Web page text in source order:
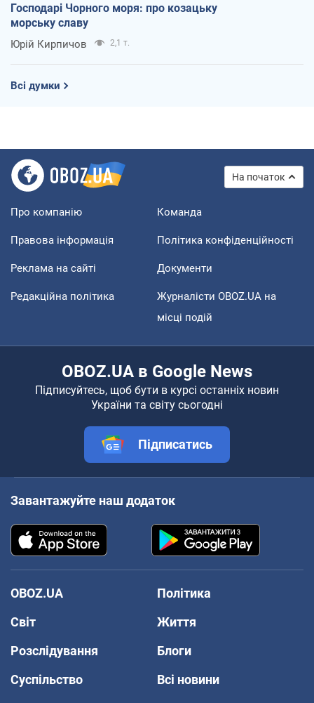
Господарі Чорного моря: про козацьку
морську славу
Юрій Кирпичов 2,1 т.
Всі думки
На початок
Про компанію Команда
Правова інформація Політика конфіденційності
Реклама на сайті Документи
Редакційна політика
Журналісти OBOZ.UA на
місці подій
OBOZ.UA в Google News
Підписуйтесь, щоб бути в курсі останніх новин
України та світу сьогодні
Підписатись
Завантажуйте наш додаток
OBOZ.UA
Політика
Світ
Життя
Розслідування
Блоги
Суспільство
Всі новини